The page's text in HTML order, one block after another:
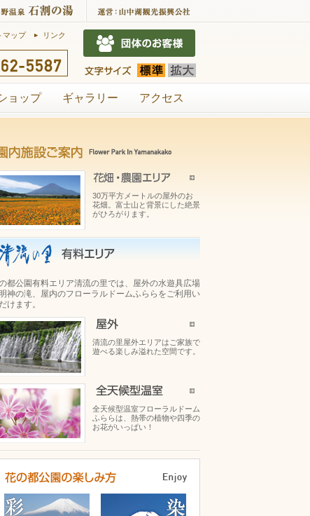
マップ リンク
ョップ ギャラリー アクセス
30万平方メートルの屋外のお
花畑。富士山と背景にした絶景
がひろがります。
都公園有料エリア清流の里では、屋外の水遊具広場
神の滝、屋内のフローラルドームふららをご利用い
けます。
清流の里屋外エリアはご家族で
遊べる楽しみ溢れた空間です。
全天候型温室フローラルドーム
ふららは、熱帯の植物や四季の
お花がいっぱい！